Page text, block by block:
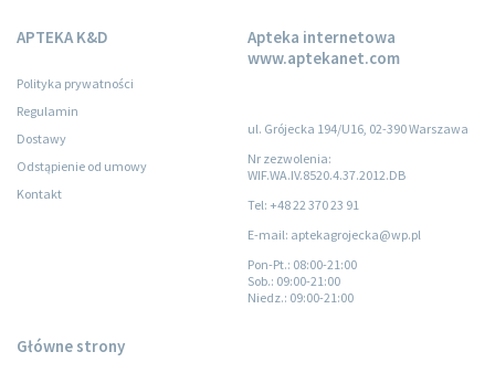
APTEKA K&D
Polityka prywatności
Regulamin
Dostawy
Odstąpienie od umowy
Kontakt
Apteka internetowa
www.aptekanet.com
ul. Grójecka 194/U16, 02-390 Warszawa
Nr zezwolenia:
WIF.WA.IV.8520.4.37.2012.DB
Tel: +48 22 370 23 91
E-mail: aptekagrojecka@wp.pl
Pon-Pt.: 08:00-21:00
Sob.: 09:00-21:00
Niedz.: 09:00-21:00
Główne strony